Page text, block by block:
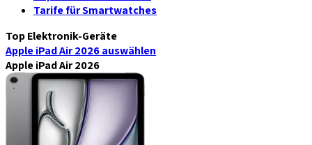
Tarife für Smartwatches
Top Elektronik-Geräte
Apple iPad Air 2026auswählen
Apple iPad Air 2026